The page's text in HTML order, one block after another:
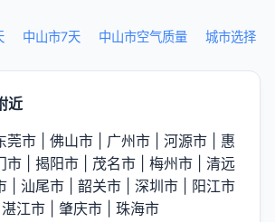
中山市7天 中山市空气质量 城市选择
近
莞市 佛山市 广州市 河源市
惠
市 揭阳市 茂名市 梅州市
清远
汕尾市 韶关市 深圳市
阳江市
湛江市 肇庆市 珠海市